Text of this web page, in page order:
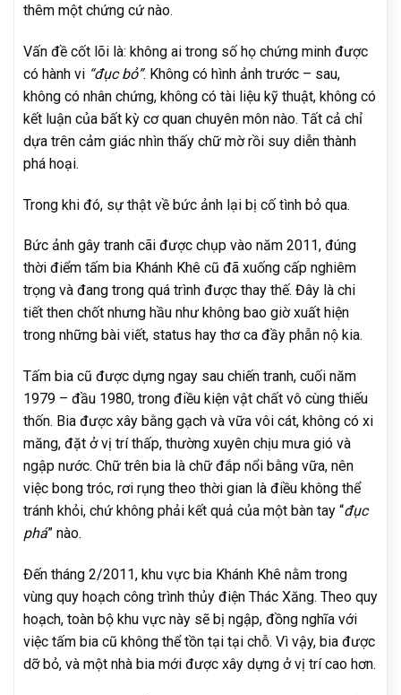
thêm một chứng cứ nào.
Vấn đề cốt lõi là: không ai trong số họ chứng minh được
có hành vi “đục bỏ”. Không có hình ảnh trước – sau,
không có nhân chứng, không có tài liệu kỹ thuật, không có
kết luận của bất kỳ cơ quan chuyên môn nào. Tất cả chỉ
dựa trên cảm giác nhìn thấy chữ mờ rồi suy diễn thành
phá hoại.
Trong khi đó, sự thật về bức ảnh lại bị cố tình bỏ qua.
Bức ảnh gây tranh cãi được chụp vào năm 2011, đúng
thời điểm tấm bia Khánh Khê cũ đã xuống cấp nghiêm
trọng và đang trong quá trình được thay thế. Đây là chi
tiết then chốt nhưng hầu như không bao giờ xuất hiện
trong những bài viết, status hay thơ ca đầy phẫn nộ kia.
Tấm bia cũ được dựng ngay sau chiến tranh, cuối năm
1979 – đầu 1980, trong điều kiện vật chất vô cùng thiếu
thốn. Bia được xây bằng gạch và vữa vôi cát, không có xi
măng, đặt ở vị trí thấp, thường xuyên chịu mưa gió và
ngập nước. Chữ trên bia là chữ đắp nổi bằng vữa, nên
việc bong tróc, rơi rụng theo thời gian là điều không thể
tránh khỏi, chứ không phải kết quả của một bàn tay “đục
phá” nào.
Đến tháng 2/2011, khu vực bia Khánh Khê nằm trong
vùng quy hoạch công trình thủy điện Thác Xăng. Theo quy
hoạch, toàn bộ khu vực này sẽ bị ngập, đồng nghĩa với
việc tấm bia cũ không thể tồn tại tại chỗ. Vì vậy, bia được
dỡ bỏ, và một nhà bia mới được xây dựng ở vị trí cao hơn.